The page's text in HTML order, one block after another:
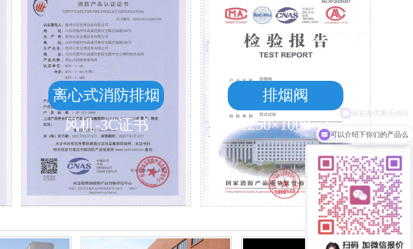
离心式消防排烟
风机-3C证书
排烟阀
1250×1000-_1可以介绍下你们的产品么